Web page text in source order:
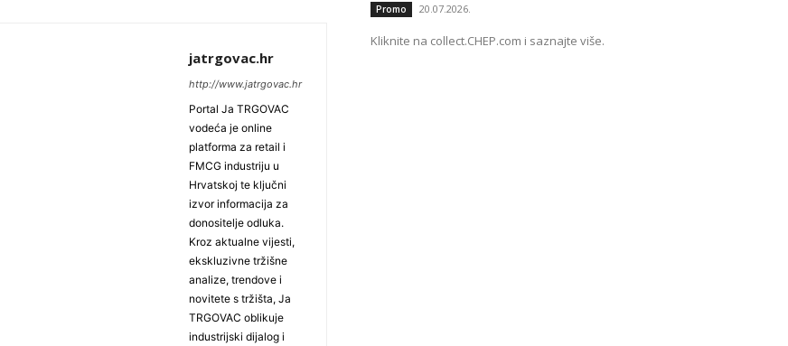
jatrgovac.hr
http://www.jatrgovac.hr
Portal Ja TRGOVAC
vodeća je online
platforma za retail i
FMCG industriju u
Hrvatskoj te ključni
izvor informacija za
donositelje odluka.
Kroz aktualne vijesti,
ekskluzivne tržišne
analize, trendove i
novitete s tržišta, Ja
TRGOVAC oblikuje
industrijski dijalog i
Promo 20.07.2026.
Kliknite na collect.CHEP.com i saznajte više.